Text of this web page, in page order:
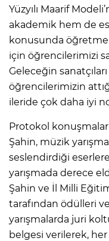
Yüzyılı Maarif
akademik hem de
konusunda
için öğrencilerimizi
Geleceğin
öğrencilerimizin
ileride çok daha iyi
Protokol
Şahin, müzik
seslendirdiği
yarışmada derece
Şahin ve İl Milli
tarafından ödülleri
yarışmalarda juri
belgesi verilerek,